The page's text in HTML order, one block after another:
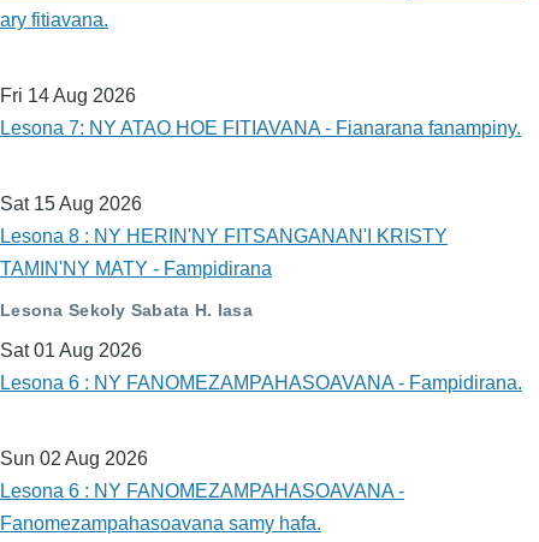
ary fitiavana.
Fri 14 Aug 2026
Lesona 7: NY ATAO HOE FITIAVANA - Fianarana fanampiny.
Sat 15 Aug 2026
Lesona 8 : NY HERIN'NY FITSANGANAN'I KRISTY
TAMIN'NY MATY - Fampidirana
Lesona Sekoly Sabata H. lasa
Sat 01 Aug 2026
Lesona 6 : NY FANOMEZAMPAHASOAVANA - Fampidirana.
Sun 02 Aug 2026
Lesona 6 : NY FANOMEZAMPAHASOAVANA -
Fanomezampahasoavana samy hafa.